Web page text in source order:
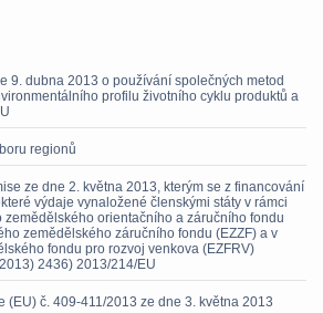
9. dubna 2013 o používání společných metod
profilu životního cyklu produktů a
regionů
ze dne 2. května 2013, kterým se z financování
výdaje vynaložené členskými státy v rámci
zemědělského orientačního a záručního fondu
zemědělského záručního fondu (EZZF) a v
fondu pro rozvoj venkova (EZFRV)
2436) 2013/214/EU
(EU) č. 409-411/2013 ze dne 3. května 2013